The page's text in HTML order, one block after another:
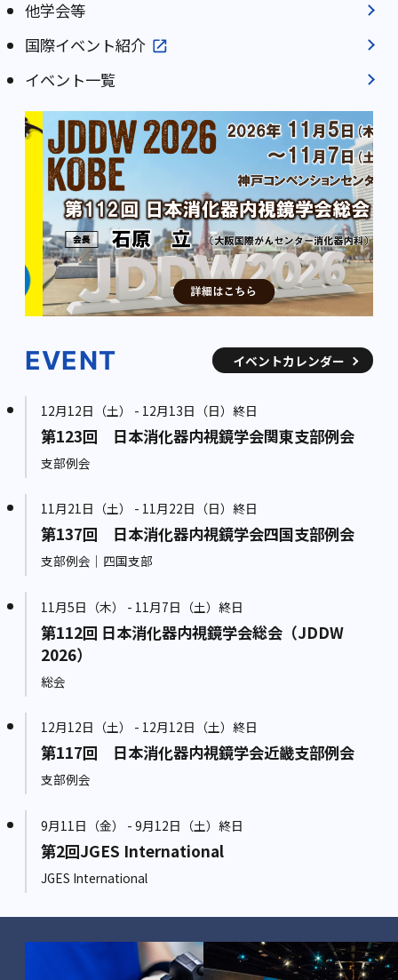
他学会等
国際イベント紹介
イベント一覧
EVENT イベントカレンダー
12月12日（土） - 12月13日（日）終日
第123回 日本消化器内視鏡学会関東支部例会
支部例会
11月21日（土） - 11月22日（日）終日
第137回 日本消化器内視鏡学会四国支部例会
支部例会｜四国支部
11月5日（木） - 11月7日（土）終日
第112回 日本消化器内視鏡学会総会（JDDW
2026）
総会
12月12日（土） - 12月12日（土）終日
第117回 日本消化器内視鏡学会近畿支部例会
支部例会
9月11日（金） - 9月12日（土）終日
第2回JGES International
JGES International